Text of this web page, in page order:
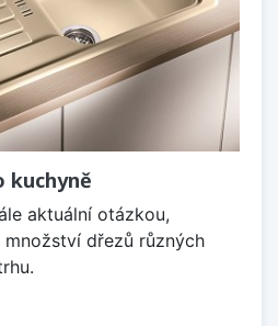
kuchyně
aktuální otázkou,
dřezů různých